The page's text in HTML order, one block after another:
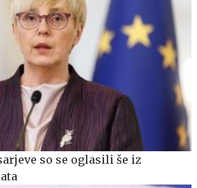
so se oglasili še iz